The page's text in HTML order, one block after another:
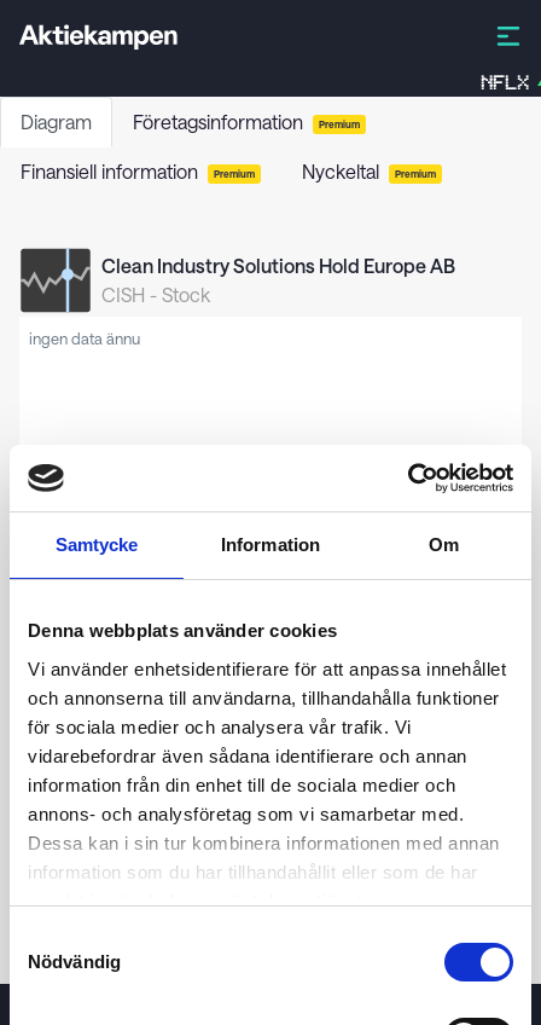
Samtycke Information Om
Denna webbplats använder cookies
Vi använder enhetsidentifierare för att anpassa innehållet
och annonserna till användarna, tillhandahålla funktioner
för sociala medier och analysera vår trafik. Vi
vidarebefordrar även sådana identifierare och annan
information från din enhet till de sociala medier och
annons- och analysföretag som vi samarbetar med.
Dessa kan i sin tur kombinera informationen med annan
information som du har tillhandahållit eller som de har
samlat in när du har använt deras tjänster.
Nödvändig
NFLX
Diagram Företagsinformation Premium
Finansiell information Premium Nyckeltal Premium
Clean Industry Solutions Hold Europe AB
CISH - Stock
ingen data ännu
24t 7d 1m 3m 1å 5å
Köp / Sälj